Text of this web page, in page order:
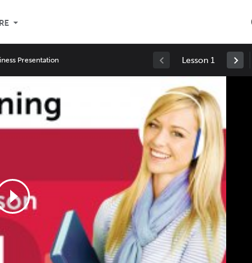
Presentation Lesson 1